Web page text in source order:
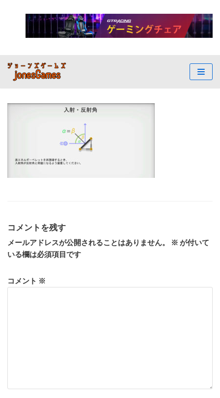
へ
ス
ッ
コメントを残す
メールアドレスが公開されることはありません。 ※ が付いて
いる欄は必須項目です
コメント ※